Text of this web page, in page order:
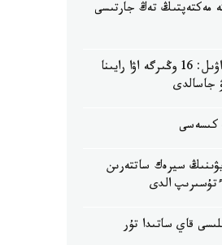
32 جەكە مەكتەپتىڭ تەڭ جارتىسى
نوسەر، بۇرشاق، داۋىل: 16 وڭىرگە اۋا رايىنا
جاسالدى
كىسەسى
سيرەك ساتتەرىن
ءتۇسىرىپ الدى
قاي ساتىدا تۇر